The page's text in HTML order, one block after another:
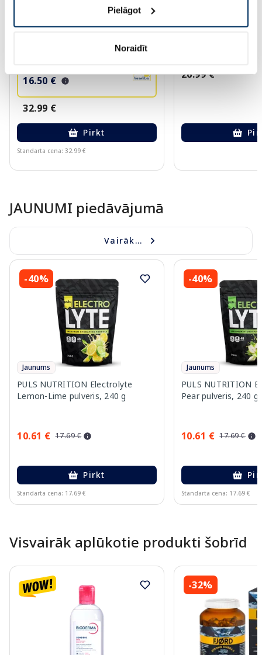
Pielāgot
Noraidīt
ISDIN Fotoprotector SPF50 Wet
16.50 €
32.99 €
Pirkt
Standarta cena: 32.99 €
AUSTRALIAN
26.99 €
JAUNUMI piedāvājumā
Vairāk...
-40%
Jaunums
PULS NUTRITION Electrolyte
Lemon-Lime pulveris, 240 g
10.61 € 17.69 €
Pirkt
Standarta cena: 17.69 €
-40%
Jaunums
PULS NUTRITION
Pear pulveris, 240 g
10.61 € 17.69 €
Standarta cena: 17.69 €
Visvairāk aplūkotie produkti šobrīd
-32%